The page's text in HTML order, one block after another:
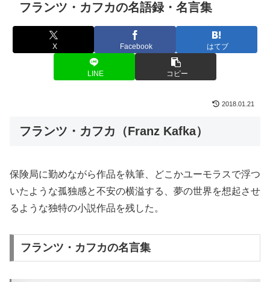
フランツ・カフカの名語録・名言集
X Facebook はてブ
LINE コピー
2018.01.21
フランツ・カフカ（Franz Kafka）
保険局に勤めながら作品を執筆、どこかユーモラスで浮つ
いたような孤独感と不安の横溢する、夢の世界を想起させ
るような独特の小説作品を残した。
フランツ・カフカの名言集